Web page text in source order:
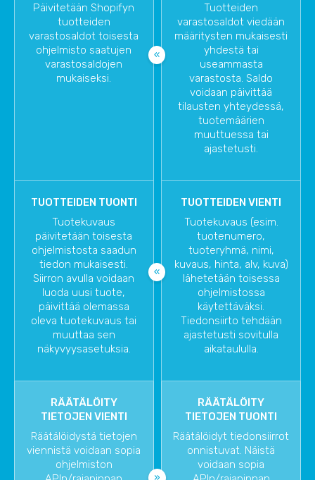
Päivitetään Shopifyn
tuotteiden
varastosaldot toisesta
ohjelmisto saatujen
varastosaldojen
mukaiseksi.
Tuotteiden
varastosaldot viedään
määritysten mukaisesti
yhdestä tai
useammasta
varastosta. Saldo
voidaan päivittää
tilausten yhteydessä,
tuotemäärien
muuttuessa tai
ajastetusti.
TUOTTEIDEN TUONTI
Tuotekuvaus
päivitetään toisesta
ohjelmistosta saadun
tiedon mukaisesti.
Siirron avulla voidaan
luoda uusi tuote,
päivittää olemassa
oleva tuotekuvaus tai
muuttaa sen
näkyvyysasetuksia.
TUOTTEIDEN VIENTI
Tuotekuvaus (esim.
tuotenumero,
tuoteryhmä, nimi,
kuvaus, hinta, alv, kuva)
lähetetään toisessa
ohjelmistossa
käytettäväksi.
Tiedonsiirto tehdään
ajastetusti sovitulla
aikataululla.
RÄÄTÄLÖITY
TIETOJEN VIENTI
Räätälöidystä tietojen
viennistä voidaan sopia
ohjelmiston
RÄÄTÄLÖITY
TIETOJEN TUONTI
Räätälöidyt tiedonsiirrot
onnistuvat. Näistä
voidaan sopia